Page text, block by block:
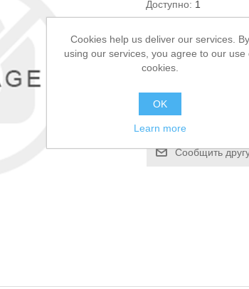
Доступно: 1
1 100,00 ₽
Добавить в
Сообщить
Cookies help us deliver our services. By
using our services, you agree to our use
cookies.
OK
Learn more